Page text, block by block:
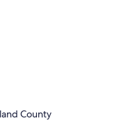
County